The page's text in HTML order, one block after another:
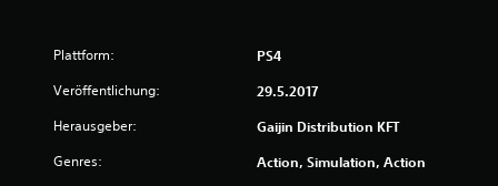
Plattform: PS4
Veröffentlichung: 29.5.2017
Herausgeber: Gaijin Distribution KFT
Genres: Action, Simulation, Action